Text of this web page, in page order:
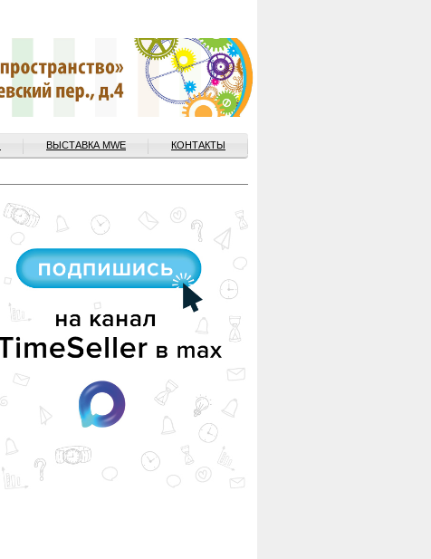
ВЫСТАВКА MWE КОНТАКТЫ